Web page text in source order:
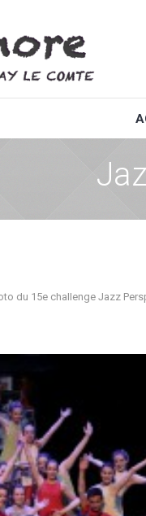
du 15e challenge Jazz